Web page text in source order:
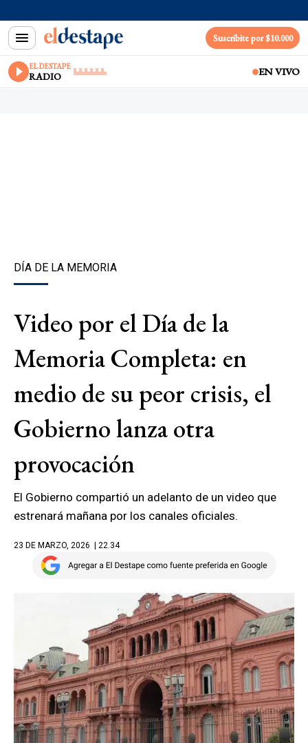
Suscribite por $10.000
EL DESTAPE
RADIO EN VIVO
DÍA DE LA MEMORIA
Video por el Día de la
Memoria Completa: en
medio de su peor crisis, el
Gobierno lanza otra
provocación
El Gobierno compartió un adelanto de un video que
estrenará mañana por los canales oficiales.
23 DE MARZO, 2026 | 22.34